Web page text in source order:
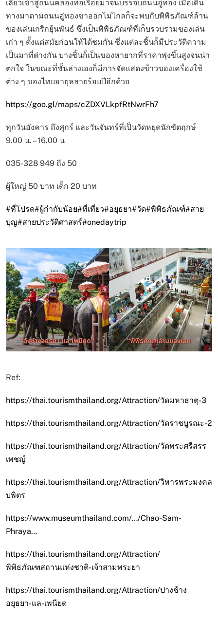
เลี้ยวเข้าสู่ถนนคลองท่อเรื่อยมาจนบรรจบถนนอู่ทอง เมื่อเดิน
ทางมาตามถนนอู่ทองขาออกไม่ไกลก็จะพบกับพิพิธภัณฑ์ล้าน
ของเล่นเกริกยุ้นพันธ์ ซึ่งเป็นพิพิธภัณฑ์ที่เก็บรวบรวมของเล่น
เก่า ๆ ตั้งแต่สมัยก่อนให้ได้ชมกัน ซึ่งแต่ละชิ้นก็มีประวัติความ
เป็นมาที่ต่างกัน บางชิ้นก็เป็นของหายากที่ราคาพุ่งขึ้นสูงจนน่า
ตกใจ ในขณะที่ชั้นล่างเองก็มีการจัดแสดงข้าวของเครื่องใช้
ต่าง ๆ ของไทยอายุหลายร้อยปีอีกด้วย
https://goo.gl/maps/cZDXVLkpfRtNwrFh7
ทุกวันอังคาร ถึงศุกร์ และวันจันทร์ที่เป็นวัดหยุดนักขัตฤกษ์
9.00 น. – 16.00 น
035-328 949 ถึง 50
ผู้ใหญ่ 50 บาท เด็ก 20 บาท
#ที่โปรด#ผู้กำกับน้อย#ที่เที่ยว#อยุธยา#วัด#พิพิธภัณฑ์#สาย
บุญ#สายประวัติศาสตร์#onedaytrip
Ref:
https://thai.tourismthailand.org/Attraction/วัดมหาธาตุ-3
https://thai.tourismthailand.org/Attraction/วัดราชบูรณะ-2
https://thai.tourismthailand.org/Attraction/วัดพระศรีสรร
เพชญ์
https://thai.tourismthailand.org/Attraction/วิหารพระมงคล
บพิตร
https://www.museumthailand.com/…/Chao-Sam-
Phraya…
https://thai.tourismthailand.org/Attraction/
พิพิธภัณฑสถานแห่งชาติ-เจ้าสามพระยา
https://thai.tourismthailand.org/Attraction/ปางช้าง
อยุธยา-แล-เพนียด